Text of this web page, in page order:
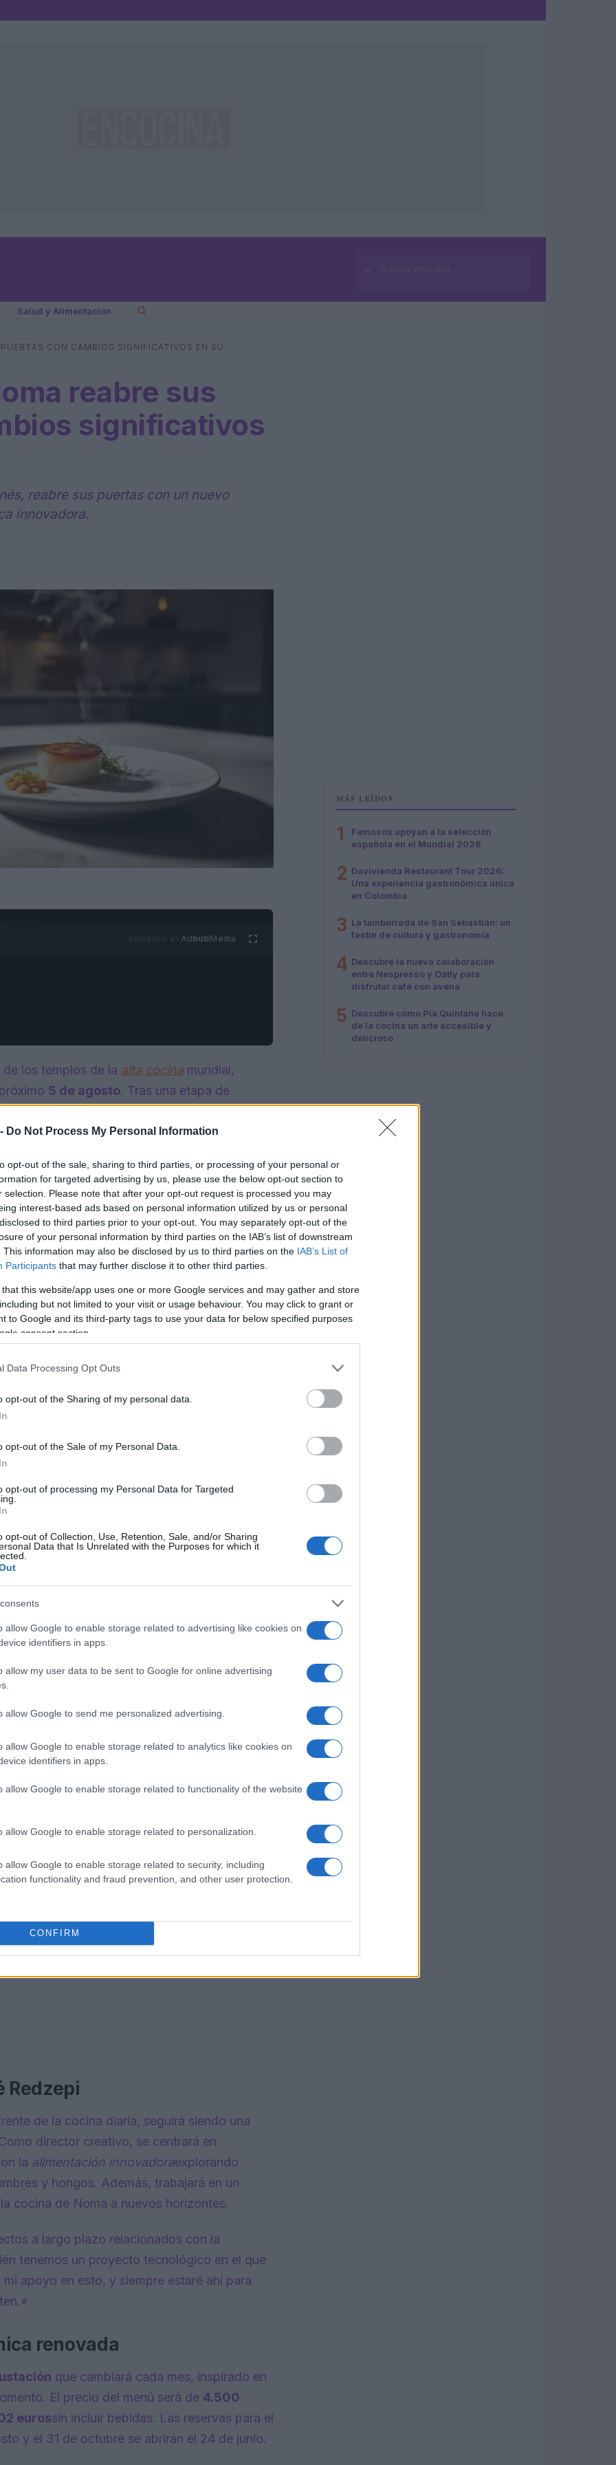
Do Not Process My Personal Information
opt-out of the sale, sharing to third parties, or processing of your personal or
for targeted advertising by us, please use the below opt-out section to
selection. Please note that after your opt-out request is processed you may
interest-based ads based on personal information utilized by us or personal
to third parties prior to your opt-out. You may separately opt-out of the
of your personal information by third parties on the IAB’s list of downstream
This information may also be disclosed by us to third parties on the IAB’s List of
Participants that may further disclose it to other third parties.
that this website/app uses one or more Google services and may gather and store
but not limited to your visit or usage behaviour. You may click to grant or
to Google and its third-party tags to use your data for below specified purposes
consent section.
Data Processing Opt Outs
opt-out of the Sharing of my personal data.
opt-out of the Sale of my Personal Data.
opt-out of processing my Personal Data for Targeted
opt-out of Collection, Use, Retention, Sale, and/or Sharing
Data that Is Unrelated with the Purposes for which it
allow Google to enable storage related to advertising like cookies on
identifiers in apps.
allow my user data to be sent to Google for online advertising
allow Google to send me personalized advertising.
allow Google to enable storage related to analytics like cookies on
identifiers in apps.
allow Google to enable storage related to functionality of the website
allow Google to enable storage related to personalization.
allow Google to enable storage related to security, including
functionality and fraud prevention, and other user protection.
CONFIRM
⌕Buscar
Salud y Alimentación
CON CAMBIOS SIGNIFICATIVOS EN SU
reabre sus
significativos
reabre sus puertas con un nuevo
innovadora.
AdhubMedia
los templos de la alta cocina mundial,
5 de agosto. Tras una etapa de
establecimiento presenta un nuevo
renovada que promete mantener su
una nueva era para el restaurante, que ha
como el
el proyecto se presenta con un enfoque
listo para enfrentar los desafíos del
Noma
ha decidido dar un paso al costado en la
seguirá vinculado al proyecto comodirector
en manos de un nuevo equipo de líderes
por Annika de Las Herasquien asumirá el
tres profesionales, con años de experiencia
dentro del restaurante y están listos para
Redzepi
de la cocina diaria, seguirá siendo una
director creativo, se centrará en
la alimentación innovadoraexplorando
y hongos. Además, trabajará en un
cocina de Noma a nuevos horizontes.
a largo plazo relacionados con la
tenemos un proyecto tecnológico en el que
apoyo en esto, y siempre estaré ahí para
renovada
que cambiará cada mes, inspirado en
El precio del menú será de 4.500
eurossin incluir bebidas. Las reservas para el
y el 31 de octubre se abrirán el 24 de junio.
MÁS LEÍDOS
1
Famosos apoyan a la selección
española en el Mundial 2026
2 Davivienda Restaurant Tour 2026:
Una experiencia gastronómica única
en Colombia
3 La tamborrada de San Sebastián: un
festín de cultura y gastronomía
4 Descubre la nueva colaboración
entre Nespresso y Oatly para
disfrutar café con avena
5 Descubre cómo Pía Quintana hace
de la cocina un arte accesible y
delicioso